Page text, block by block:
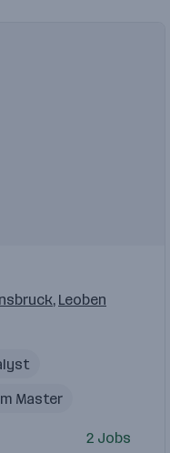
, Leoben
Master
2 Jobs